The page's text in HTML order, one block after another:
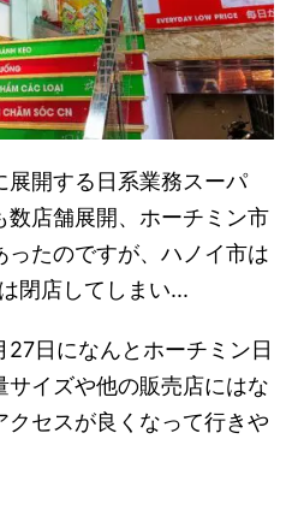
開する日系業務スーパ
数店舗展開、ホーチミン市
たのですが、ハノイ市は
閉店してしまい...
日になんとホーチミン日
イズや他の販売店にはな
セスが良くなって行きや